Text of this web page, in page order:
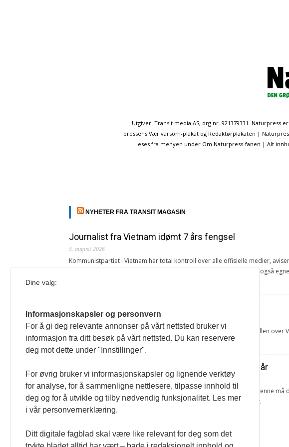
Utgiver: Transit media AS, org.nr. 921379331.
pressens Vær varsom-plakat og Redaktørplakaten |
leses fra menyen under Om Naturpress-fanen | Alt
NYHETER FRA TRANSIT MAGASIN
Journalist fra Vietnam idømt 7 års fengsel
5. august 2026
Kommunistpartiet i Vietnam har total kontroll over alle offisielle medier,
Årsabonnement, Månedsabonnement eller 24-timers tilgang. Vi har også
4. august 2026
« Etter at Maduro ble tatt til fange i januar 2026, overtok USA kontrollen over
Sonia Zapata, jurist
117,8 millioner er på flukt, en nedgang fra forrige år
1. august 2026
Ville ha tilsvart verdens trettende største land i folketall. For å lese denne
tilgang. Vi har også egne abonnementer for biblioteker og bedrifter.
Redaksjonen
Dine valg:
Informasjonskapsler og personvern
For å gi deg relevante annonser på vårt nettsted bruker vi
informasjon fra ditt besøk på vårt nettsted. Du kan reservere
deg mot dette under "Innstillinger".
For øvrig bruker vi informasjonskapsler og lignende verktøy
for analyse, for å sammenligne nettlesere, tilpasse innhold til
deg og for å utvikle og tilby nødvendig funksjonalitet. Les mer
i vår personvernerklæring.
Ditt digitale fagblad skal være like relevant for deg som det